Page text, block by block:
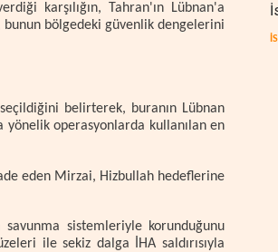
karşılığın, Tahran'ın Lübnan'a
bölgedeki güvenlik dengelerini
belirterek, buranın Lübnan
yönelik operasyonlarda kullanılan en
eden Mirzai, Hizbullah hedeflerine
sistemleriyle korunduğunu
ile sekiz dalga İHA saldırısıyla